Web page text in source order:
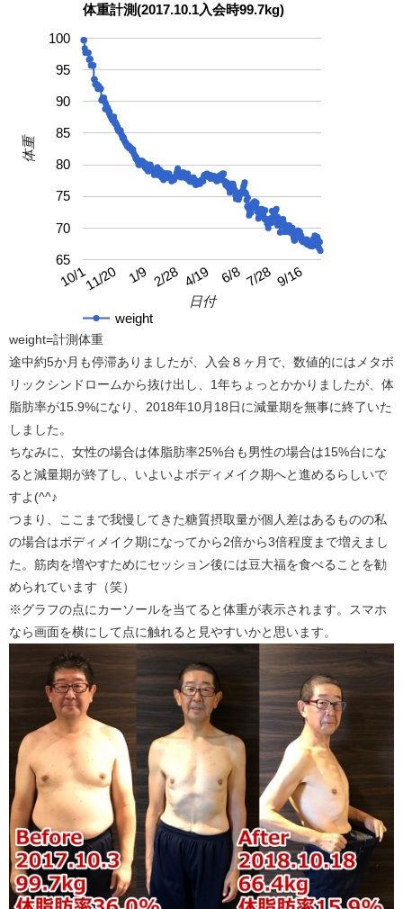
体重計測(2017.10.1入会時99.7kg)
weight
10/111/20 1/9 2/28 4/19 6/8 7/28 9/16
65
70
75
80
85
90
95
100
日付
体重
weight=計測体重
途中約5か月も停滞ありましたが、入会８ヶ月で、数値的にはメタボ
リックシンドロームから抜け出し、1年ちょっとかかりましたが、体
脂肪率が15.9%になり、2018年10月18日に減量期を無事に終了いた
しました。
ちなみに、女性の場合は体脂肪率25%台も男性の場合は15%台にな
ると減量期が終了し、いよいよボディメイク期へと進めるらしいで
すよ(^^♪
つまり、ここまで我慢してきた糖質摂取量が個人差はあるものの私
の場合はボディメイク期になってから2倍から3倍程度まで増えまし
た。筋肉を増やすためにセッション後には豆大福を食べることを勧
められています（笑）
※グラフの点にカーソールを当てると体重が表示されます。スマホ
なら画面を横にして点に触れると見やすいかと思います。